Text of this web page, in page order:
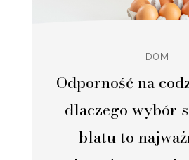
Odporność na
dlaczego wybór
blatu to
DOM